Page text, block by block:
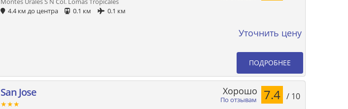
4.4 км до центра
0.1 км 0.1 км
Уточнить цену
ПОДРОБНЕЕ
San Jose
★★★ По отзывам
Хорошо 7.4 / 10